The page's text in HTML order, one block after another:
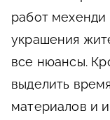
работ мехенди
украшения
все нюансы.
выделить
материалов и